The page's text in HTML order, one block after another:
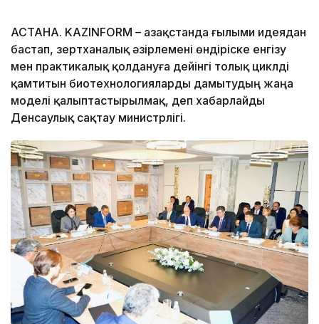
АСТАНА. KAZINFORM – Қазақстанда ғылыми идеядан
бастап, зертханалық әзірлемені өндіріске енгізу
мен практикалық қолдануға дейінгі толық циклді
қамтитын биотехнологияларды дамытудың жаңа
моделі қалыптастырылмақ, деп хабарлайды
Денсаулық сақтау министрлігі.